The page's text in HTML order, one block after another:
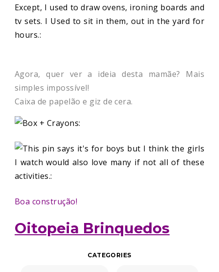
Agora, quer ver a ideia desta mamãe? Mais
simples impossível!
Caixa de papelão e giz de cera.
Boa construção!
Oitopeia Brinquedos
CATEGORIES